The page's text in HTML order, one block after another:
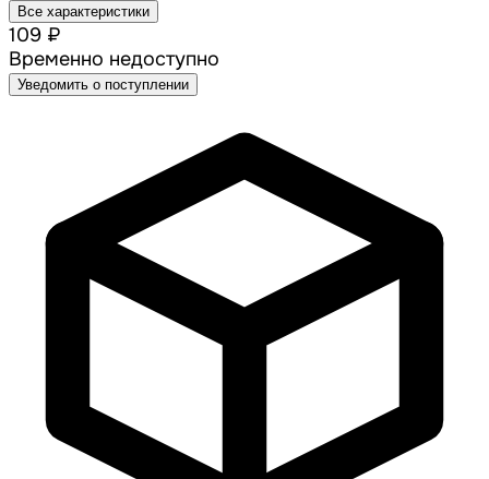
Все характеристики
109 ₽
Временно недоступно
Уведомить о поступлении